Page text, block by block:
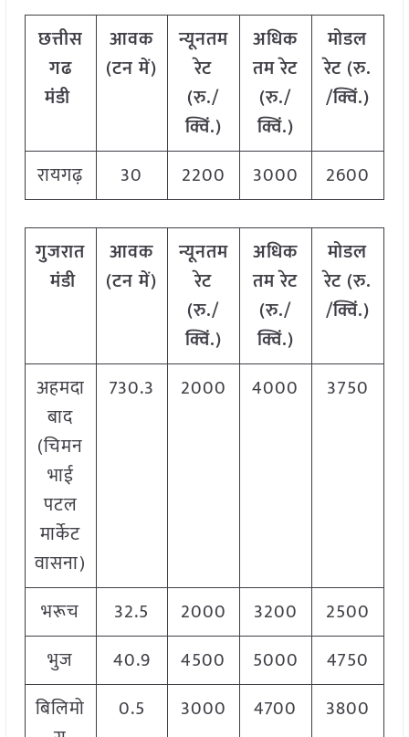
छत्तीस
गढ
मंडी
आवक
(टन में)
न्यूनतम
रेट
(रु./
क्विं.)
अधिक
तम रेट
(रु./
क्विं.)
मोडल
रेट (रु.
/क्विं.)
रायगढ़ 30 2200 3000 2600
गुजरात
मंडी
आवक
(टन में)
न्यूनतम
रेट
(रु./
क्विं.)
अधिक
तम रेट
(रु./
क्विं.)
मोडल
रेट (रु.
/क्विं.)
अहमदा
बाद
(चिमन
भाई
पटल
मार्केट
वासना)
730.3 2000 4000 3750
भरूच 32.5 2000 3200
2500
भुज
40.9 4500 5000
4750
बिलिमो
0.5 3000 4700 3800